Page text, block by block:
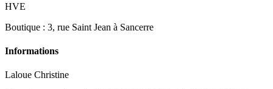
HVE
Boutique : 3, rue Saint Jean à Sancerre
Informations
Laloue Christine